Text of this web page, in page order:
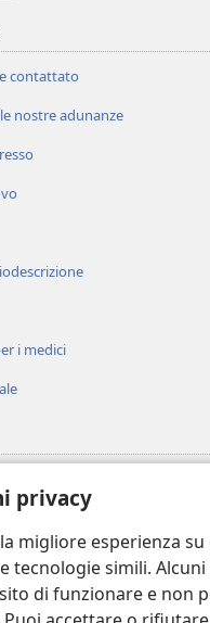
privacy
migliore esperienza
tecnologie simili.
di funzionare e non
contattato
nostre adunanze
i medici
Watchtower